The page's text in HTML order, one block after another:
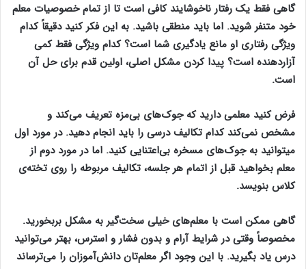
گاهی فقط یک رفتار ناخوشایند کافی است تا از تمام خصوصیات معلم
خود متنفر شوید. اما باید منطقی باشید. به این فکر کنید دقیقاً کدام
ویژگی رفتاری او مانع یادگیری شما است؟ کدام ویژگی فقط کمی
آزاردهنده است؟ پیدا کردن مشکل اصلی، اولین قدم برای حل آن
است.
فرض کنید معلمی دارید که جوک‌های بی‌مزه تعریف می‌کند و
مشخص نمی‌کند کدام تکالیف درسی را باید انجام دهید. در مورد اول
میتوانید به جوک‌های مسخره بی‌اعتنایی کنید. اما در مورد دوم از
معلم بخواهید قبل از اتمام هر جلسه، تکالیف مربوطه را روی تخته‌ی
کلاس بنویسد.
گاهی ممکن است با معلم‌های خیلی سخت‌گیر به مشکل بربخورید.
مخصوصاً وقتی در شرایط آرام و بدون فشار و استرس، بهتر می‌توانید
درس یاد بگیرید. با این وجود اگر معلم‌تان دانش‌آموزان را می‌ترساند